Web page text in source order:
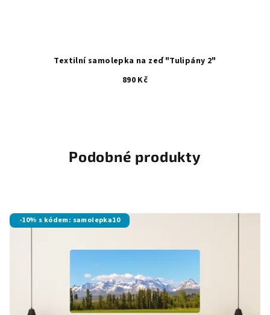
Textilní samolepka na zeď "Tulipány 2"
890 Kč
Podobné produkty
-10% s kódem: samolepka10